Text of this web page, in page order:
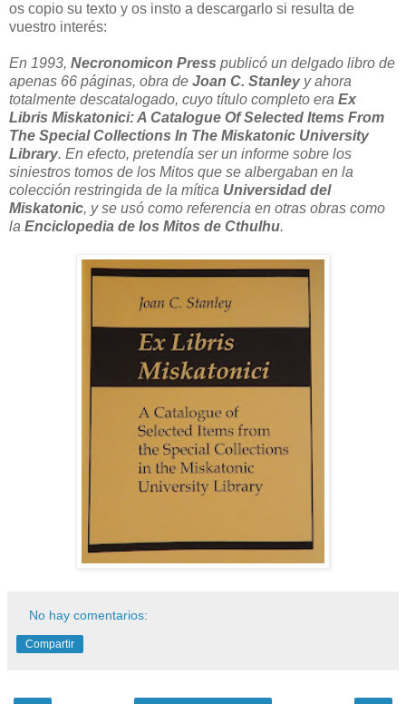
os copio su texto y os insto a descargarlo si resulta de
vuestro interés:
En 1993, Necronomicon Press publicó un delgado libro de
apenas 66 páginas, obra de Joan C. Stanleyy ahora
totalmente descatalogado, cuyo título completo era Ex
Libris Miskatonici: A Catalogue Of Selected Items From
The Special Collections In The Miskatonic University
Library. En efecto, pretendía ser un informe sobre los
siniestros tomos de los Mitos que se albergaban en la
colección restringida de la mítica Universidad del
Miskatonic, y se usó como referencia en otras obras como
la Enciclopedia de los Mitos de Cthulhu.
No hay comentarios:
Compartir